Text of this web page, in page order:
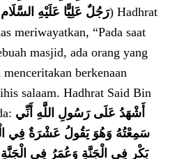
رَجُلٌ عَلِيًّا عَلَيْهِ) Hadhrat
meriwayatkan, “Pada saat
masjid, ada orang yang
berkenaan
salaam. Hadhrat Said Bin
أَشْهَدُ عَلَى رَسُولِ اللَّهِ أَنِّي
سَمِعْتُهُ وَهُوَ يَقُولُ عَشْرَةٌ فِي
بَكْرٍ فِي الْجَنَّةِ وَعُمَرُ فِي